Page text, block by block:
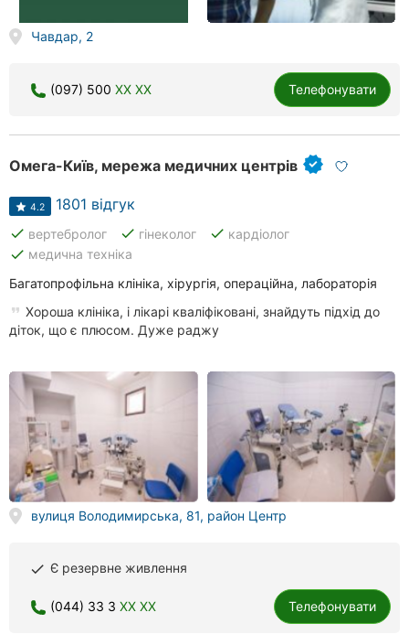
Чавдар, 2
(097) 500 XX XX Телефонувати
Омега-Київ, мережа медичних центрів
4.2 1801 відгук
done вертебролог done гінеколог done кардіолог
done медична техніка
Багатопрофільна клініка, хірургія, операційна, лабораторія
Хороша клініка, і лікарі кваліфіковані, знайдуть підхід до
діток, що є плюсом. Дуже раджу
вулиця Володимирська, 81, район Центр
done Є резервне живлення
(044) 33 3 XX XX Телефонувати